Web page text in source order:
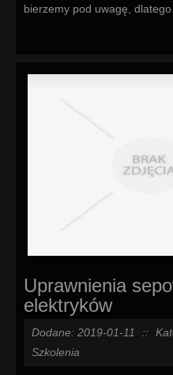
bierzemy pod uwagę,
Uprawnienia
elektryków
Dodane: 2019-01-11 ::
Szkolenia